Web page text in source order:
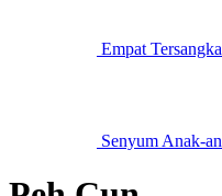
Empat
Senyum Anak-